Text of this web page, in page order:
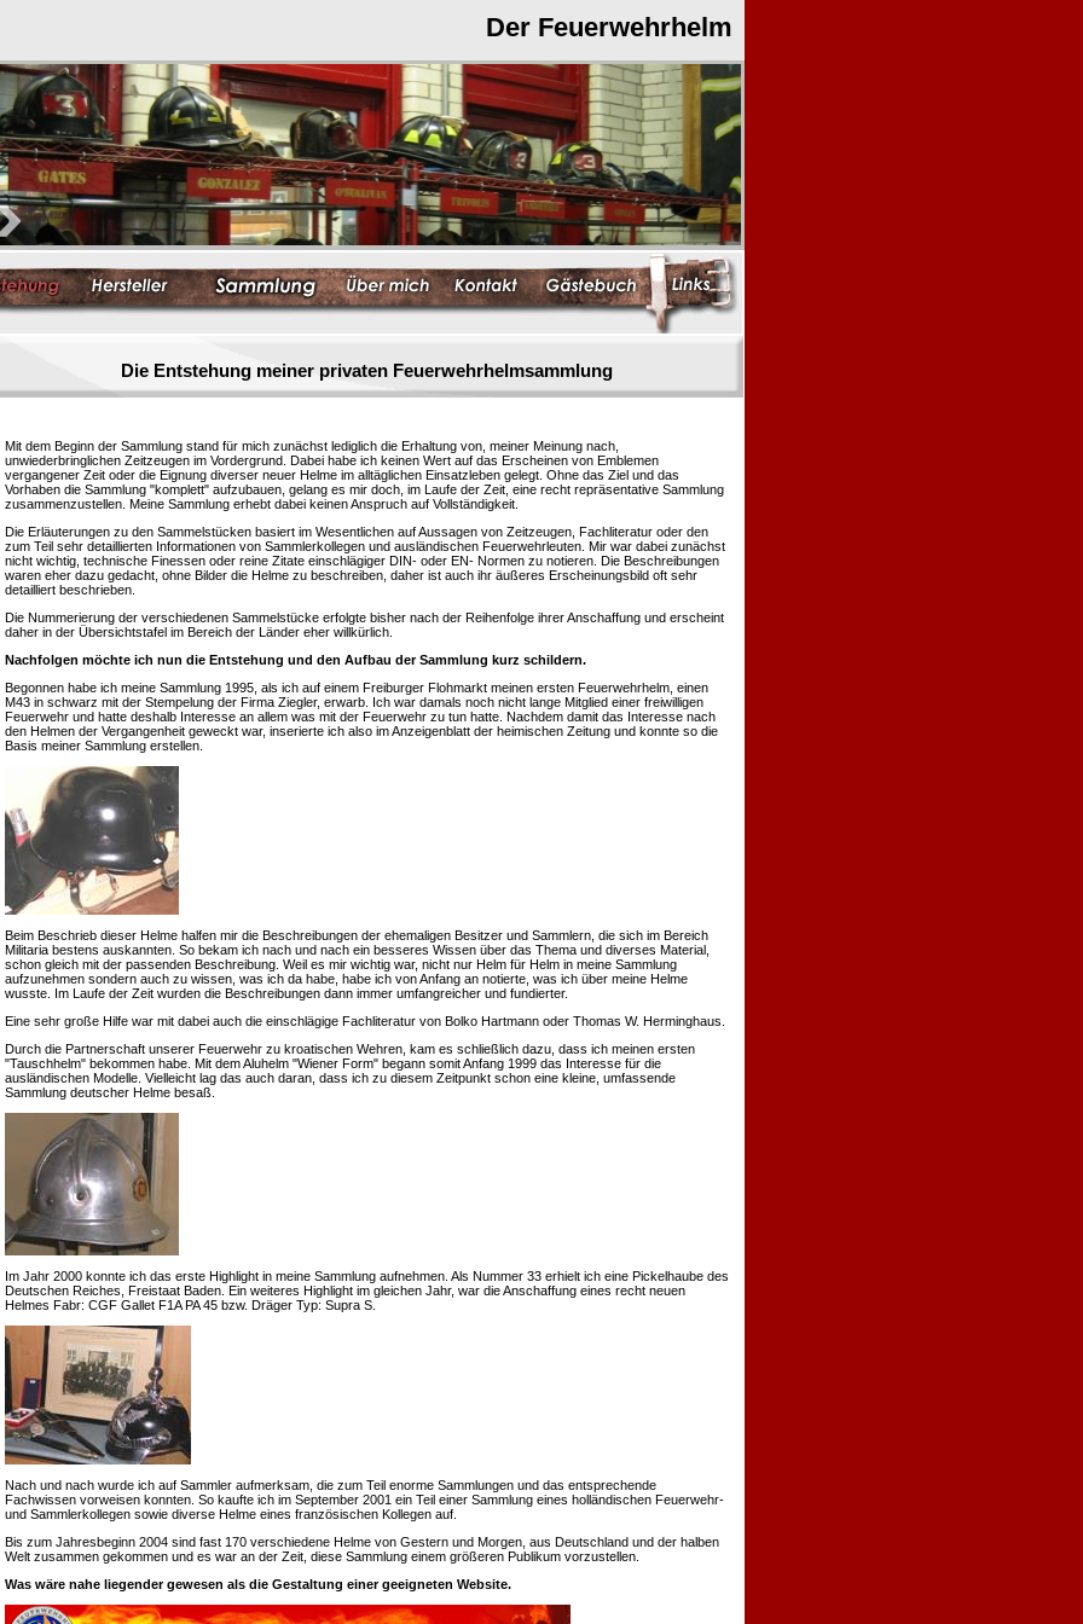
Der Feuerwehrhelm
Die Entstehung meiner privaten Feuerwehrhelmsammlung
Mit dem Beginn der Sammlung stand für mich zunächst lediglich die Erhaltung von, meiner Meinung nach,
unwiederbringlichen Zeitzeugen im Vordergrund. Dabei habe ich keinen Wert auf das Erscheinen von Emblemen
vergangener Zeit oder die Eignung diverser neuer Helme im alltäglichen Einsatzleben gelegt. Ohne das Ziel und das
Vorhaben die Sammlung "komplett" aufzubauen, gelang es mir doch, im Laufe der Zeit, eine recht repräsentative Sammlung
zusammenzustellen. Meine Sammlung erhebt dabei keinen Anspruch auf Vollständigkeit.
Die Erläuterungen zu den Sammelstücken basiert im Wesentlichen auf Aussagen von Zeitzeugen, Fachliteratur oder den
zum Teil sehr detaillierten Informationen von Sammlerkollegen und ausländischen Feuerwehrleuten. Mir war dabei zunächst
nicht wichtig, technische Finessen oder reine Zitate einschlägiger DIN- oder EN- Normen zu notieren. Die Beschreibungen
waren eher dazu gedacht, ohne Bilder die Helme zu beschreiben, daher ist auch ihr äußeres Erscheinungsbild oft sehr
detailliert beschrieben.
Die Nummerierung der verschiedenen Sammelstücke erfolgte bisher nach der Reihenfolge ihrer Anschaffung und erscheint
daher in der Übersichtstafel im Bereich der Länder eher willkürlich.
Nachfolgen möchte ich nun die Entstehung und den Aufbau der Sammlung kurz schildern.
Begonnen habe ich meine Sammlung 1995, als ich auf einem Freiburger Flohmarkt meinen ersten Feuerwehrhelm, einen
M43 in schwarz mit der Stempelung der Firma Ziegler, erwarb. Ich war damals noch nicht lange Mitglied einer freiwilligen
Feuerwehr und hatte deshalb Interesse an allem was mit der Feuerwehr zu tun hatte. Nachdem damit das Interesse nach
den Helmen der Vergangenheit geweckt war, inserierte ich also im Anzeigenblatt der heimischen Zeitung und konnte so die
Basis meiner Sammlung erstellen.
Beim Beschrieb dieser Helme halfen mir die Beschreibungen der ehemaligen Besitzer und Sammlern, die sich im Bereich
Militaria bestens auskannten. So bekam ich nach und nach ein besseres Wissen über das Thema und diverses Material,
schon gleich mit der passenden Beschreibung. Weil es mir wichtig war, nicht nur Helm für Helm in meine Sammlung
aufzunehmen sondern auch zu wissen, was ich da habe, habe ich von Anfang an notierte, was ich über meine Helme
wusste. Im Laufe der Zeit wurden die Beschreibungen dann immer umfangreicher und fundierter.
Eine sehr große Hilfe war mit dabei auch die einschlägige Fachliteratur von Bolko Hartmann oder Thomas W. Herminghaus.
Durch die Partnerschaft unserer Feuerwehr zu kroatischen Wehren, kam es schließlich dazu, dass ich meinen ersten
"Tauschhelm" bekommen habe. Mit dem Aluhelm "Wiener Form" begann somit Anfang 1999 das Interesse für die
ausländischen Modelle. Vielleicht lag das auch daran, dass ich zu diesem Zeitpunkt schon eine kleine, umfassende
Sammlung deutscher Helme besaß.
Im Jahr 2000 konnte ich das erste Highlight in meine Sammlung aufnehmen. Als Nummer 33 erhielt ich eine Pickelhaube des
Deutschen Reiches, Freistaat Baden. Ein weiteres Highlight im gleichen Jahr, war die Anschaffung eines recht neuen
Helmes Fabr: CGF Gallet F1A PA 45 bzw. Dräger Typ: Supra S.
Nach und nach wurde ich auf Sammler aufmerksam, die zum Teil enorme Sammlungen und das entsprechende
Fachwissen vorweisen konnten. So kaufte ich im September 2001 ein Teil einer Sammlung eines holländischen Feuerwehr-
und Sammlerkollegen sowie diverse Helme eines französischen Kollegen auf.
Bis zum Jahresbeginn 2004 sind fast 170 verschiedene Helme von Gestern und Morgen, aus Deutschland und der halben
Welt zusammen gekommen und es war an der Zeit, diese Sammlung einem größeren Publikum vorzustellen.
Was wäre nahe liegender gewesen als die Gestaltung einer geeigneten Website.